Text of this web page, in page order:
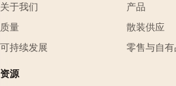
关于我们
质量
可持续发展
产品
散装供应
零售与自
资源